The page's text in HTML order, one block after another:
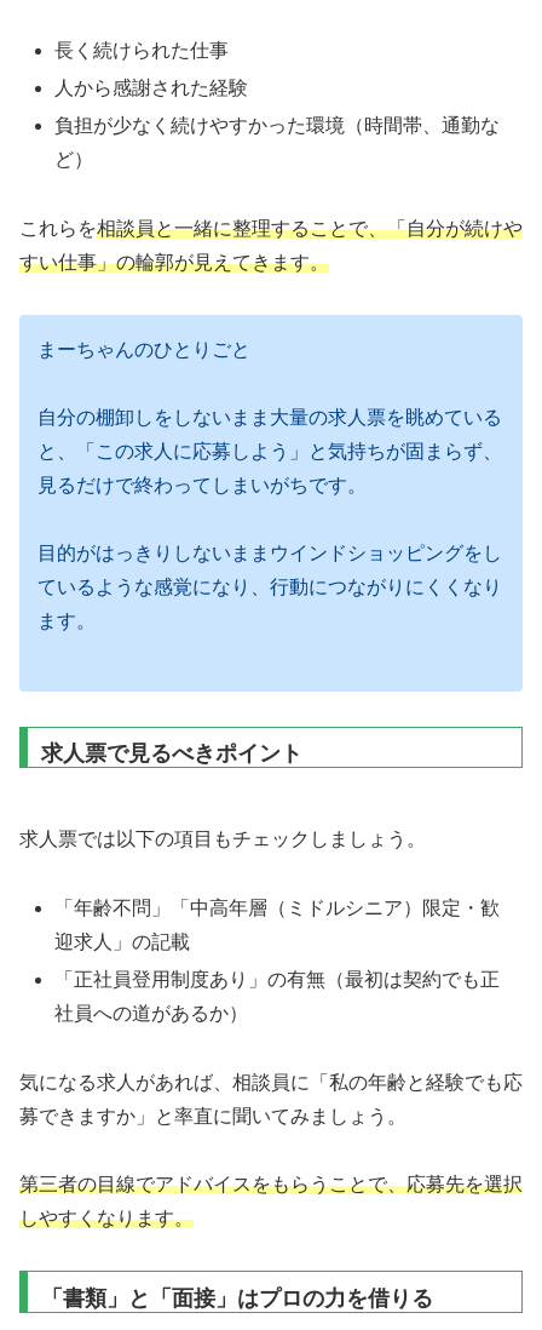
長く続けられた仕事
人から感謝された経験
負担が少なく続けやすかった環境（時間帯、通勤な
ど）
これらを相談員と一緒に整理することで、「自分が続けや
すい仕事」の輪郭が見えてきます。
まーちゃんのひとりごと
自分の棚卸しをしないまま大量の求人票を眺めている
と、「この求人に応募しよう」と気持ちが固まらず、
見るだけで終わってしまいがちです。
目的がはっきりしないままウインドショッピングをし
ているような感覚になり、行動につながりにくくなり
ます。
求人票で見るべきポイント
求人票では以下の項目もチェックしましょう。
「年齢不問」「中高年層（ミドルシニア）限定・歓
迎求人」の記載
「正社員登用制度あり」の有無（最初は契約でも正
社員への道があるか）
気になる求人があれば、相談員に「私の年齢と経験でも応
募できますか」と率直に聞いてみましょう。
第三者の目線でアドバイスをもらうことで、応募先を選択
しやすくなります。
「書類」と「面接」はプロの力を借りる